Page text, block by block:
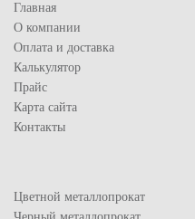
Главная
О компании
Оплата и доставка
Калькулятор
Прайс
Карта сайта
Контакты
Цветной металлопрокат